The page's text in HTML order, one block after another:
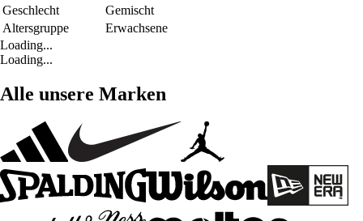
Geschlecht
Gemischt
Altersgruppe
Erwachsene
Loading...
Loading...
Alle unsere Marken